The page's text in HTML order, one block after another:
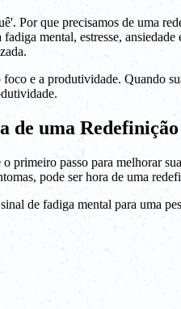
Por que precisamos de uma
mental, estresse,
e a produtividade. Quando
de uma
primeiro passo para melhorar
pode ser hora de uma
de fadiga mental para uma